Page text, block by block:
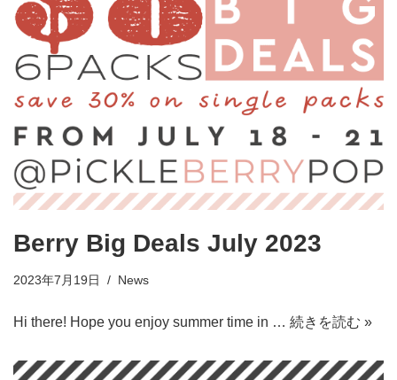
Berry Big Deals July 2023
2023年7月19日 News
Hi there! Hope you enjoy summer time in … 続きを読む »